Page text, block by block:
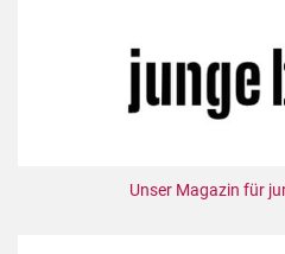
Unser Magazin für